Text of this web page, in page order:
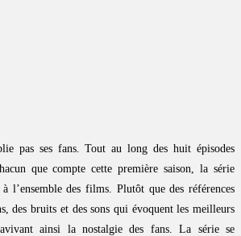
pas ses fans. Tout au long des huit épisodes
que compte cette première saison, la série
l’ensemble des films. Plutôt que des références
des bruits et des sons qui évoquent les meilleurs
ainsi la nostalgie des fans. La série se